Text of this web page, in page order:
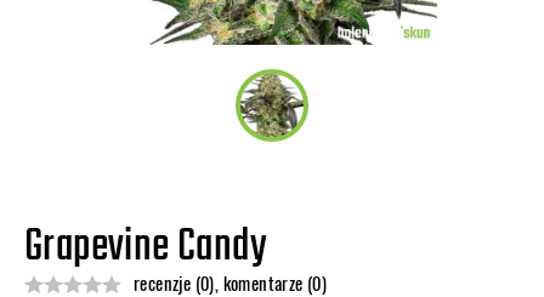
Grapevine Candy
recenzje (0), komentarze (0)